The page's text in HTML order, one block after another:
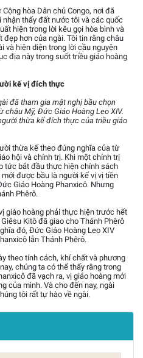
hòa Dân chủ Congo, nơi đã
thấy đất nước tôi và các quốc
hiện trong lời kêu gọi hòa bình và
hơn của ngài. Tôi tin rằng châu
và hiện diện trong lời cầu nguyện
địa này trong suốt triều giáo hoàng
kế vị đích thực
đã tham gia mật nghị bầu chọn
Mỹ, Đức Giáo Hoàng Leo XIV.
thừa kế đích thực của triều giáo
thừa kế theo đúng nghĩa của từ
hội và chính trị. Khi một chính trị
tức bắt đầu thực hiện chính sách
được bầu là người kế vị vị tiền
Giáo Hoàng Phanxicô. Nhưng
Phêrô.
giáo hoàng phải thực hiện trước hết
Kitô đã giao cho Thánh Phêrô
đó, Đức Giáo Hoàng Leo XIV
lẫn Thánh Phêrô.
theo tính cách, khí chất và phương
chúng ta có thể thấy rằng trong
đã vạch ra, vị giáo hoàng mới
của mình. Và cho đến nay, ngài
tôi rất tự hào về ngài.